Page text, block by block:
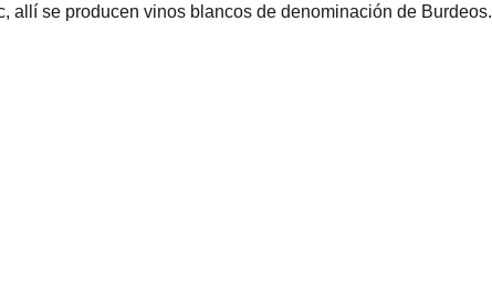
allí se producen vinos blancos de denominación de Burdeos.